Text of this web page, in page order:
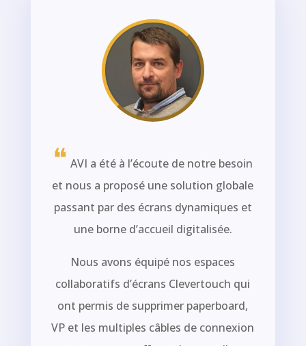
❝ AVI a été à l’écoute de notre besoin
et nous a proposé une solution globale
passant par des écrans dynamiques et
une borne d’accueil digitalisée.
Nous avons équipé nos espaces
collaboratifs d’écrans Clevertouch qui
ont permis de supprimer paperboard,
VP et les multiples câbles de connexion